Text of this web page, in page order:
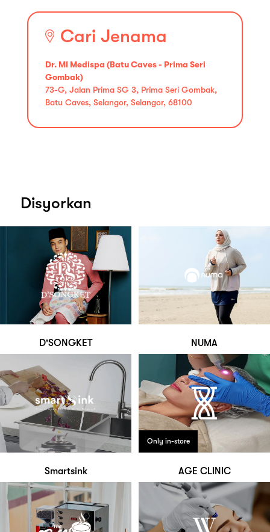
Cari Jenama
Dr. MI Medispa (Batu Caves - Prima Seri
Gombak)
73-G, Jalan Prima SG 3, Prima Seri Gombak,
Batu Caves, Selangor, Selangor, 68100
Disyorkan
D'SONGKET NUMA
Smartsink
Only in-store
AGE CLINIC